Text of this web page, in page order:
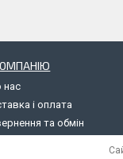
нас
і оплата
та обмін